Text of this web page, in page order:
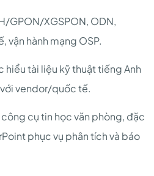
GPON/XGSPON, ODN,
vận hành mạng OSP.
hiểu tài liệu kỹ thuật tiếng Anh
vendor/quốc tế.
cụ tin học văn phòng, đặc
phục vụ phân tích và báo